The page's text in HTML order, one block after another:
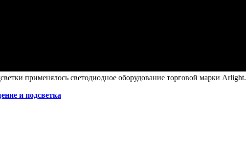
применялось светодиодное оборудование торговой марки Arlight.
и подсветка